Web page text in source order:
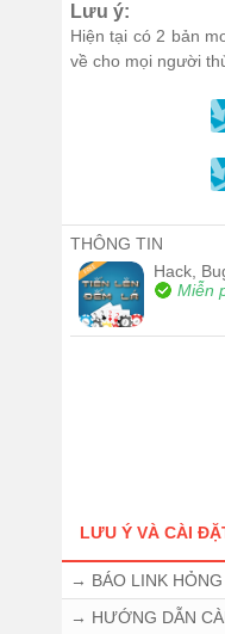
Lưu ý:
Hiện tại có 2 bản
về cho mọi người
THÔNG TIN
Hack,
Miễn
LƯU Ý VÀ CÀI
→ BÁO LINK
→ HƯỚNG DẪN